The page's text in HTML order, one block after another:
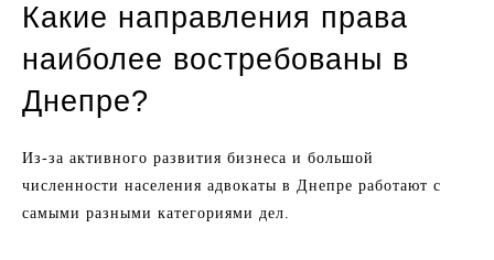
Какие направления права
наиболее востребованы в
Днепре?
Из-за активного развития бизнеса и большой
численности населения адвокаты в Днепре работают с
самыми разными категориями дел.